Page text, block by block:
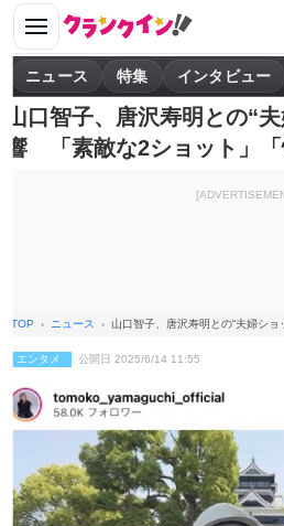
ニュース 特集 インタビュー
山口智子、唐沢寿明との“
響 「素敵な2ショット」「
TOP ニュース 山口智子、唐沢寿明との“夫婦シ
エンタメ 公開日 2025/6/14 11:55